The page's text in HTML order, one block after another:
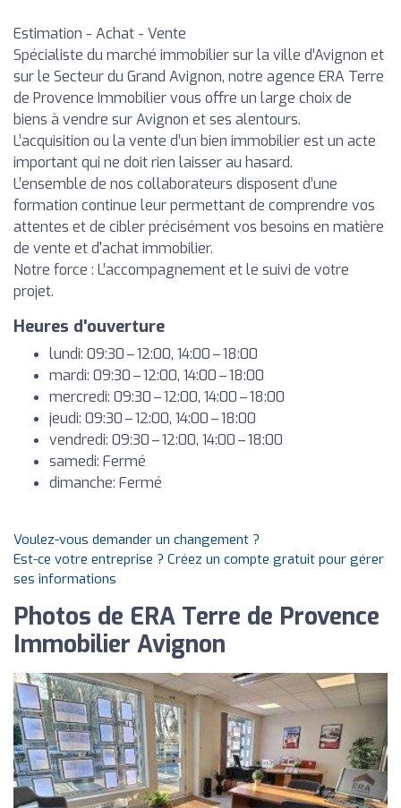
Estimation - Achat - Vente
Spécialiste du marché immobilier sur la ville d’Avignon et
sur le Secteur du Grand Avignon, notre agence ERA Terre
de Provence Immobilier vous offre un large choix de
biens à vendre sur Avignon et ses alentours.
L’acquisition ou la vente d’un bien immobilier est un acte
important qui ne doit rien laisser au hasard.
L’ensemble de nos collaborateurs disposent d’une
formation continue leur permettant de comprendre vos
attentes et de cibler précisément vos besoins en matière
de vente et d'achat immobilier.
Notre force : L’accompagnement et le suivi de votre
projet.
Heures d'ouverture
lundi: 09:30 – 12:00, 14:00 – 18:00
mardi: 09:30 – 12:00, 14:00 – 18:00
mercredi: 09:30 – 12:00, 14:00 – 18:00
jeudi: 09:30 – 12:00, 14:00 – 18:00
vendredi: 09:30 – 12:00, 14:00 – 18:00
samedi: Fermé
dimanche: Fermé
Voulez-vous demander un changement ?
Est-ce votre entreprise ? Créez un compte gratuit pour gérer
ses informations
Photos de ERA Terre de Provence
Immobilier Avignon